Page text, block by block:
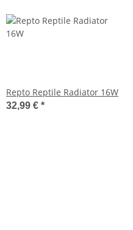
Repto Reptile Radiator 16W
32,99 € *